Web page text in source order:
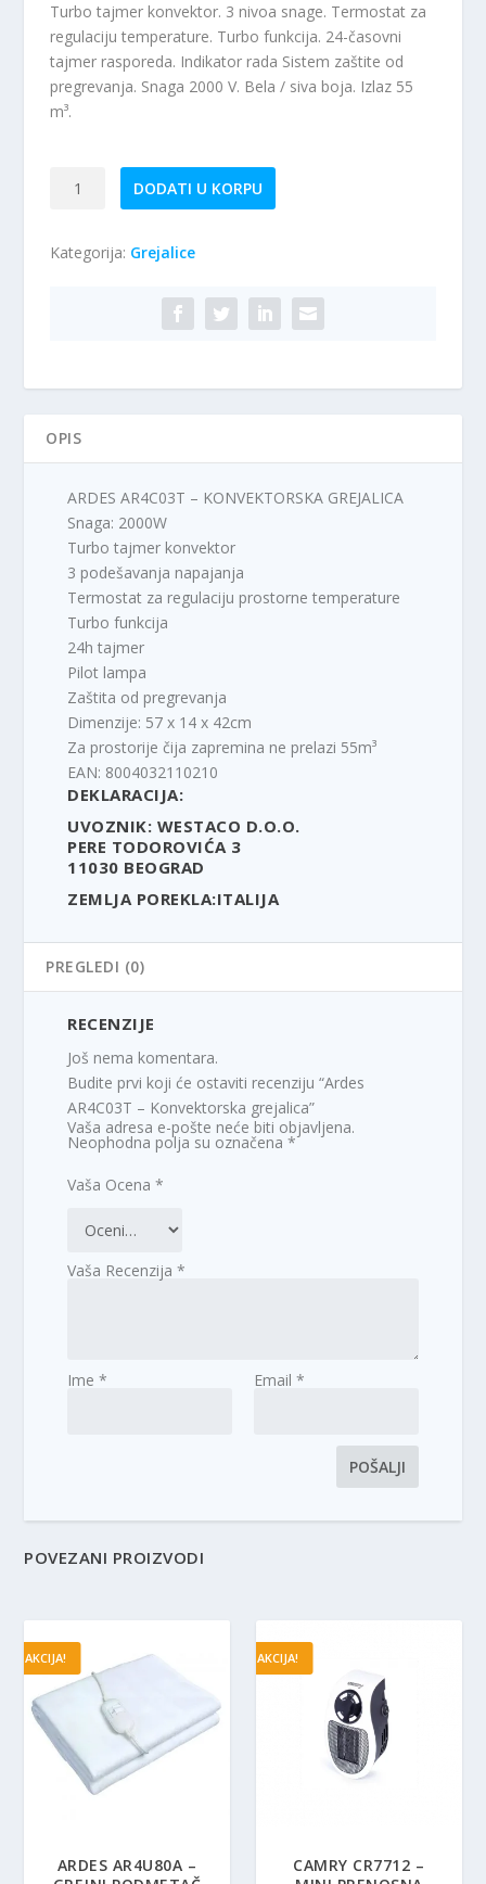
Turbo tajmer konvektor. 3 nivoa snage. Termostat za
regulaciju temperature. Turbo funkcija. 24-časovni
tajmer rasporeda. Indikator rada Sistem zaštite od
pregrevanja. Snaga 2000 V. Bela / siva boja. Izlaz 55
m³.
Ardes
Konvektorska
DODATI U KORPU
Kategorija: Grejalice
OPIS
ARDES AR4C03T – KONVEKTORSKA GREJALICA
Snaga: 2000W
Turbo tajmer konvektor
3 podešavanja napajanja
Termostat za regulaciju prostorne temperature
Turbo funkcija
24h tajmer
Pilot lampa
Zaštita od pregrevanja
Dimenzije: 57 x 14 x 42cm
Za prostorije čija zapremina ne prelazi 55m³
EAN: 8004032110210
DEKLARACIJA:
UVOZNIK: WESTACO D.O.O.
PERE TODOROVIĆA 3
11030 BEOGRAD
ZEMLJA POREKLA:ITALIJA
PREGLEDI (0)
RECENZIJE
Još nema komentara.
Budite prvi koji će ostaviti recenziju “Ardes
AR4C03T – Konvektorska grejalica”
Vaša adresa e-pošte neće biti objavljena.
Neophodna polja su označena*
Vaša Ocena*
Vaša Recenzija*
Ime* Email *
POVEZANI PROIZVODI
AKCIJA!
ARDES AR4U80A –
AKCIJA!
CAMRY CR7712 –